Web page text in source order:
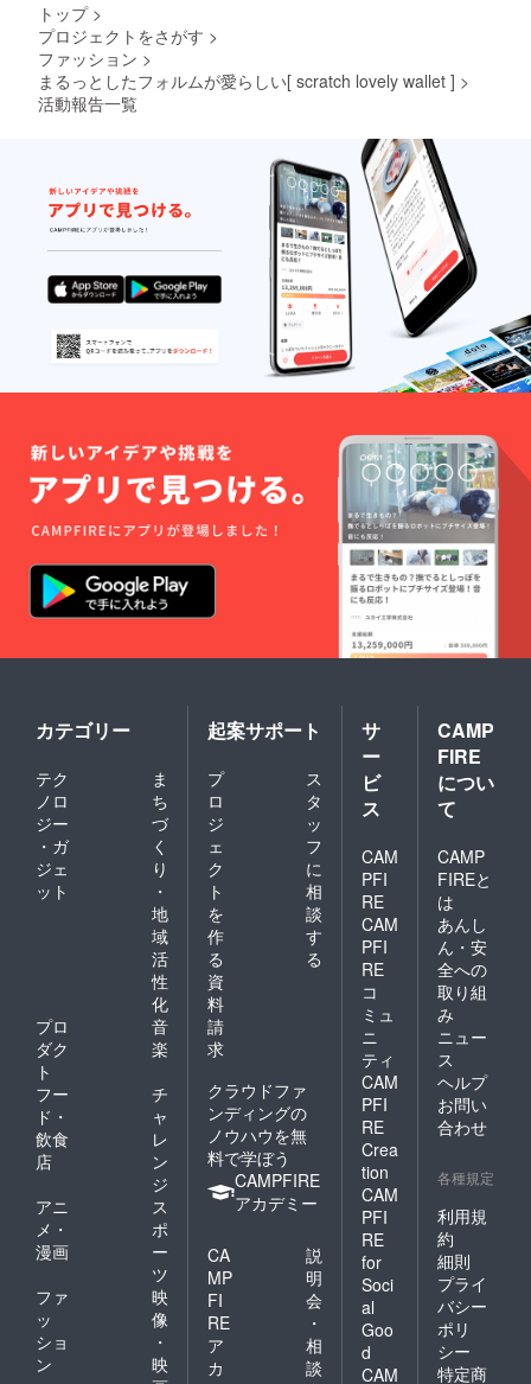
トップ >
プロジェクトをさがす >
ファッション >
まるっとしたフォルムが愛らしい[ scratch lovely wallet ] >
活動報告一覧
カテゴリー
テク
ノロ
ジー
・ガ
ジェ
ット
ま
ち
づ
く
り
・
地
域
活
性
化
プロ
ダク
ト
音
楽
フー
ド・
飲食
店
チ
ャ
レ
ン
ジ
アニ
メ・
漫画
ス
ポ
ー
ツ
ファ
ッ
ショ
ン
映
像
・
映
起案サポート
プ
ロ
ジ
ェ
ク
ト
を
作
る
ス
タ
ッ
フ
に
相
談
す
る
資
料
請
求
クラウドファ
ンディングの
ノウハウを無
料で学ぼう
CAMPFIRE
アカデミー
CA
MP
FI
RE
ア
カ
説
明
会
・
相
談
サ
ー
ビ
ス
CAM
PFI
RE
CAM
PFI
RE
コ
ミュ
ニ
ティ
CAM
PFI
RE
Crea
tion
CAM
PFI
RE
for
Soci
al
Goo
d
CAM
CAMP
FIRE
につい
て
CAMP
FIREと
は
あんし
ん・安
全への
取り組
み
ニュー
ス
ヘルプ
お問い
合わせ
各種規定
利用規
約
細則
プライ
バシー
ポリ
シー
特定商